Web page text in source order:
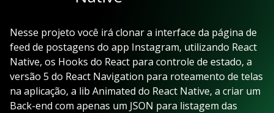
Nesse projeto você irá clonar a interface da página de
feed de postagens do app Instagram, utilizando React
Native, os Hooks do React para controle de estado, a
versão 5 do React Navigation para roteamento de telas
na aplicação, a lib Animated do React Native, a criar um
Back-end com apenas um JSON para listagem das